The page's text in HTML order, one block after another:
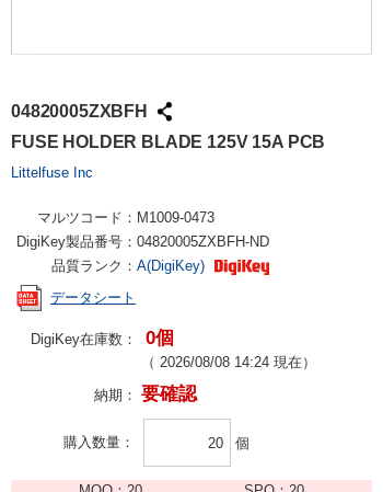
04820005ZXBFH
FUSE HOLDER BLADE 125V 15A PCB
Littelfuse Inc
マルツコード： M1009-0473
DigiKey製品番号： 04820005ZXBFH-ND
品質ランク： A(DigiKey)
データシート
DigiKey在庫数： 0個
（ 2026/08/08 14:24 現在）
納期： 要確認
購入数量 個